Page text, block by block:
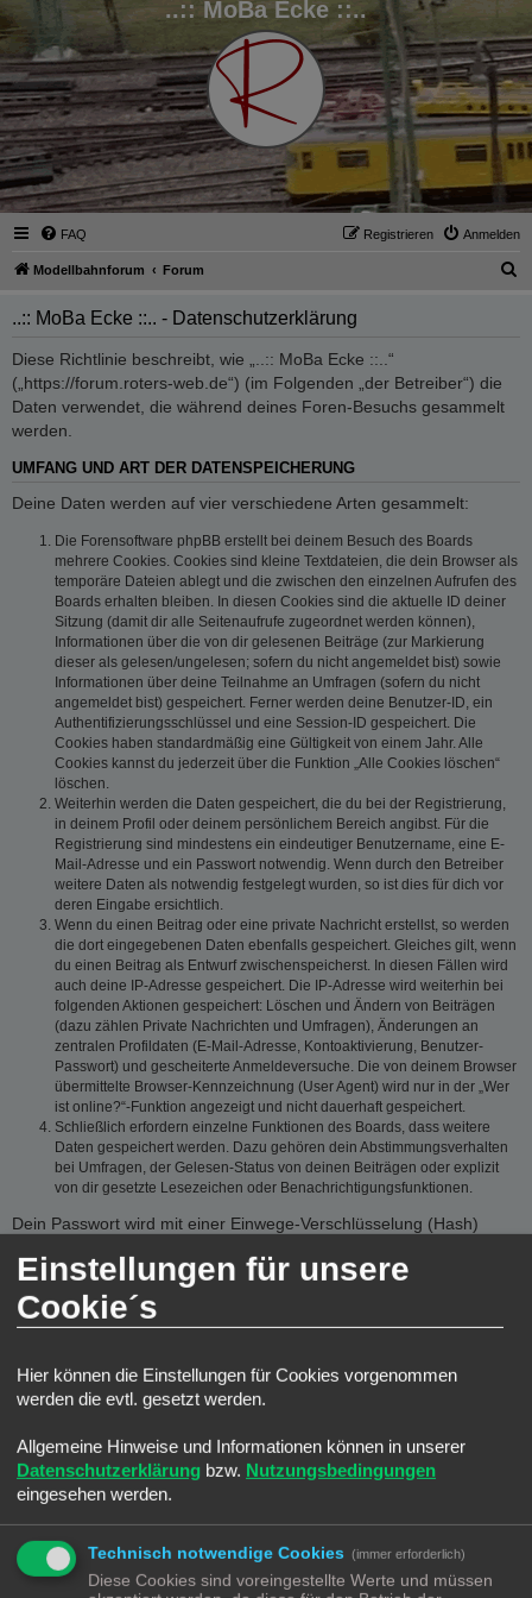
..:: MoBa Ecke ::..
FAQ Anmelden
Registrieren
Modellbahnforum Forum
..:: MoBa Ecke ::.. - Datenschutzerklärung
Diese Richtlinie beschreibt, wie „..:: MoBa Ecke ::..“
(„https://forum.roters-web.de“) (im Folgenden „der Betreiber“) die
Daten verwendet, die während deines Foren-Besuchs gesammelt
werden.
UMFANG UND ART DER DATENSPEICHERUNG
Deine Daten werden auf vier verschiedene Arten gesammelt:
Die Forensoftware phpBB erstellt bei deinem Besuch des Boards
mehrere Cookies. Cookies sind kleine Textdateien, die dein Browser als
temporäre Dateien ablegt und die zwischen den einzelnen Aufrufen des
Boards erhalten bleiben. In diesen Cookies sind die aktuelle ID deiner
Sitzung (damit dir alle Seitenaufrufe zugeordnet werden können),
Informationen über die von dir gelesenen Beiträge (zur Markierung
dieser als gelesen/ungelesen; sofern du nicht angemeldet bist) sowie
Informationen über deine Teilnahme an Umfragen (sofern du nicht
angemeldet bist) gespeichert. Ferner werden deine Benutzer-ID, ein
Authentifizierungsschlüssel und eine Session-ID gespeichert. Die
Cookies haben standardmäßig eine Gültigkeit von einem Jahr. Alle
Cookies kannst du jederzeit über die Funktion „Alle Cookies löschen“
löschen.
Weiterhin werden die Daten gespeichert, die du bei der Registrierung,
in deinem Profil oder deinem persönlichem Bereich angibst. Für die
Registrierung sind mindestens ein eindeutiger Benutzername, eine E-
Mail-Adresse und ein Passwort notwendig. Wenn durch den Betreiber
weitere Daten als notwendig festgelegt wurden, so ist dies für dich vor
deren Eingabe ersichtlich.
Wenn du einen Beitrag oder eine private Nachricht erstellst, so werden
die dort eingegebenen Daten ebenfalls gespeichert. Gleiches gilt, wenn
du einen Beitrag als Entwurf zwischenspeicherst. In diesen Fällen wird
auch deine IP-Adresse gespeichert. Die IP-Adresse wird weiterhin bei
folgenden Aktionen gespeichert: Löschen und Ändern von Beiträgen
(dazu zählen Private Nachrichten und Umfragen), Änderungen an
zentralen Profildaten (E-Mail-Adresse, Kontoaktivierung, Benutzer-
Passwort) und gescheiterte Anmeldeversuche. Die von deinem Browser
übermittelte Browser-Kennzeichnung (User Agent) wird nur in der „Wer
ist online?“-Funktion angezeigt und nicht dauerhaft gespeichert.
Schließlich erfordern einzelne Funktionen des Boards, dass weitere
Daten gespeichert werden. Dazu gehören dein Abstimmungsverhalten
bei Umfragen, der Gelesen-Status von deinen Beiträgen oder explizit
von dir gesetzte Lesezeichen oder Benachrichtigungsfunktionen.
Dein Passwort wird mit einer Einwege-Verschlüsselung (Hash)
dieses Passwort nicht auf einer Vielzahl von Webseiten zu
verwenden. Das Passwort ist dein Schlüssel zu deinem
Benutzerkonto für das Board, also geh mit ihm sorgsam um.
Limited oder ein Dritter berechtigterweise nach deinem Passwort
fragen. Solltest du dein Passwort vergessen haben, so kannst du
die Funktion „Ich habe mein Passwort vergessen“ benutzen. Die
phpBB-Software fragt dich dann nach deinem Benutzernamen und
deiner E-Mail-Adresse und sendet anschließend ein neu
generiertes Passwort an diese Adresse, mit dem du dann auf das
Board zugreifen kannst.
GESTATTUNG DER DATENSPEICHERUNG
Du gestattest dem Betreiber, die von dir eingegebenen und oben
Einstellungen für unsere
Cookie´s
Hier können die Einstellungen für Cookies vorgenommen
werden die evtl. gesetzt werden.
Allgemeine Hinweise und Informationen können in unserer
Datenschutzerklärung bzw. Nutzungsbedingungen
eingesehen werden.
Technisch notwendige Cookies (immer erforderlich)
Diese Cookies sind voreingestellte Werte und müssen